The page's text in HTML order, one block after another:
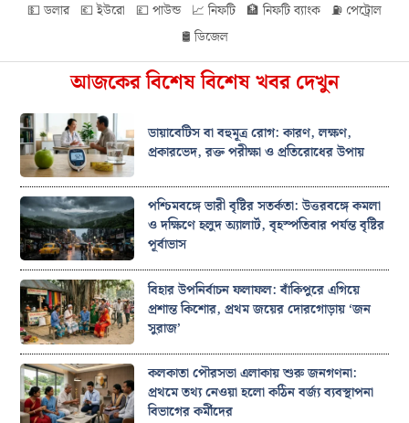
💵 ডলার 💶 ইউরো 💷 পাউন্ড 📈 নিফটি 🏦 নিফটি ব্যাংক ⛽ পেট্রোল
🛢️ ডিজেল
আজকের বিশেষ বিশেষ খবর দেখুন
ডায়াবেটিস বা বহুমূত্র রোগ: কারণ, লক্ষণ,
প্রকারভেদ, রক্ত পরীক্ষা ও প্রতিরোধের উপায়
পশ্চিমবঙ্গে ভারী বৃষ্টির সতর্কতা: উত্তরবঙ্গে কমলা
ও দক্ষিণে হলুদ অ্যালার্ট, বৃহস্পতিবার পর্যন্ত বৃষ্টির
পূর্বাভাস
বিহার উপনির্বাচন ফলাফল: বাঁকিপুরে এগিয়ে
প্রশান্ত কিশোর, প্রথম জয়ের দোরগোড়ায় ‘জন
সুরাজ’
কলকাতা পৌরসভা এলাকায় শুরু জনগণনা:
প্রথমে তথ্য নেওয়া হলো কঠিন বর্জ্য ব্যবস্থাপনা
বিভাগের কর্মীদের